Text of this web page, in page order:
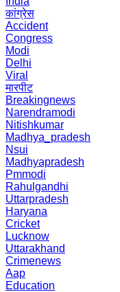
कांग्रेस
Accident
Congress
Modi
Delhi
Viral
मारपीट
Breakingnews
Narendramodi
Nitishkumar
Madhya_pradesh
Nsui
Madhyapradesh
Pmmodi
Rahulgandhi
Uttarpradesh
Haryana
Cricket
Lucknow
Uttarakhand
Crimenews
Aap
Education